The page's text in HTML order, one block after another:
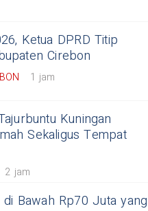
Ketua DPRD Titip
Cirebon
1 jam
Kuningan
Sekaligus Tempat
2 jam
Bawah Rp70 Juta yang